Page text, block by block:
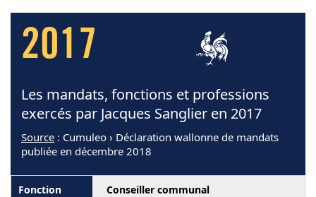
2017
Les mandats, fonctions et professions
exercés par Jacques Sanglier en 2017
Source : Cumuleo › Déclaration wallonne de mandats
publiée en décembre 2018
Conseiller communal